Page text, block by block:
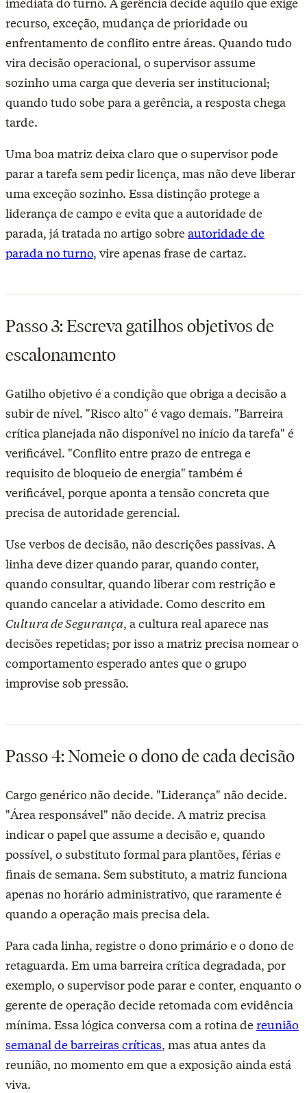
recurso, exceção, mudança de prioridade ou
enfrentamento de conflito entre áreas. Quando tudo
vira decisão operacional, o supervisor assume
sozinho uma carga que deveria ser institucional;
quando tudo sobe para a gerência, a resposta chega
tarde.
Uma boa matriz deixa claro que o supervisor pode
parar a tarefa sem pedir licença, mas não deve liberar
uma exceção sozinho. Essa distinção protege a
liderança de campo e evita que a autoridade de
parada, já tratada no artigo sobreautoridade de
parada no turno, vire apenas frase de cartaz.
Passo 3: Escreva gatilhos objetivos de
escalonamento
Gatilho objetivo é a condição que obriga a decisão a
subir de nível. "Risco alto" é vago demais. "Barreira
crítica planejada não disponível no início da tarefa" é
verificável. "Conflito entre prazo de entrega e
requisito de bloqueio de energia" também é
verificável, porque aponta a tensão concreta que
precisa de autoridade gerencial.
Use verbos de decisão, não descrições passivas. A
linha deve dizer quando parar, quando conter,
quando consultar, quando liberar com restrição e
quando cancelar a atividade. Como descrito em
Cultura de Segurança, a cultura real aparece nas
decisões repetidas; por isso a matriz precisa nomear o
comportamento esperado antes que o grupo
improvise sob pressão.
Passo 4: Nomeie o dono de cada decisão
Cargo genérico não decide. "Liderança" não decide.
"Área responsável" não decide. A matriz precisa
indicar o papel que assume a decisão e, quando
possível, o substituto formal para plantões, férias e
finais de semana. Sem substituto, a matriz funciona
apenas no horário administrativo, que raramente é
quando a operação mais precisa dela.
Para cada linha, registre o dono primário e o dono de
retaguarda. Em uma barreira crítica degradada, por
exemplo, o supervisor pode parar e conter, enquanto o
gerente de operação decide retomada com evidência
mínima. Essa lógica conversa com a rotina dereunião
semanal de barreiras críticas, mas atua antes da
reunião, no momento em que a exposição ainda está
viva.